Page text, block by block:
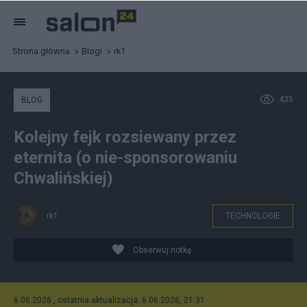
Strona główna Blogi rk1
435
BLOG
Kolejny fejk rozsiewany przez
eternita (o nie-sponsorowaniu
Chwalińskiej)
rk1 TECHNOLOGIE
Obserwuj notkę
6.06.2026 , ostatnia aktualizacja: 6.06.2026, 21:31